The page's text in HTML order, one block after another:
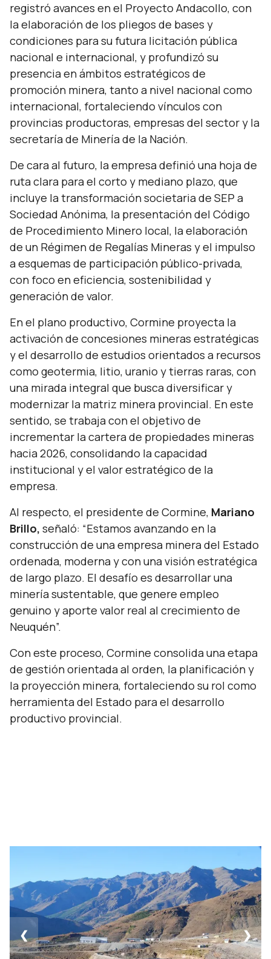
registró avances en el Proyecto Andacollo, con
la elaboración de los pliegos de bases y
condiciones para su futura licitación pública
nacional e internacional, y profundizó su
presencia en ámbitos estratégicos de
promoción minera, tanto a nivel nacional como
internacional, fortaleciendo vínculos con
provincias productoras, empresas del sector y la
secretaría de Minería de la Nación.
De cara al futuro, la empresa definió una hoja de
ruta clara para el corto y mediano plazo, que
incluye la transformación societaria de SEP a
Sociedad Anónima, la presentación del Código
de Procedimiento Minero local, la elaboración
de un Régimen de Regalías Mineras y el impulso
a esquemas de participación público-privada,
con foco en eficiencia, sostenibilidad y
generación de valor.
En el plano productivo, Cormine proyecta la
activación de concesiones mineras estratégicas
y el desarrollo de estudios orientados a recursos
como geotermia, litio, uranio y tierras raras, con
una mirada integral que busca diversificar y
modernizar la matriz minera provincial. En este
sentido, se trabaja con el objetivo de
incrementar la cartera de propiedades mineras
hacia 2026, consolidando la capacidad
institucional y el valor estratégico de la
empresa.
Al respecto, el presidente de Cormine, Mariano
Brillo, señaló: “Estamos avanzando en la
construcción de una empresa minera del Estado
ordenada, moderna y con una visión estratégica
de largo plazo. El desafío es desarrollar una
minería sustentable, que genere empleo
genuino y aporte valor real al crecimiento de
Neuquén”.
Con este proceso, Cormine consolida una etapa
de gestión orientada al orden, la planificación y
la proyección minera, fortaleciendo su rol como
herramienta del Estado para el desarrollo
productivo provincial.
❮ ❯